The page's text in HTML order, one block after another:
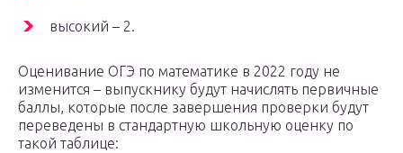
высокий – 2.
Оценивание ОГЭ по математике в 2022 году не
изменится – выпускнику будут начислять первичные
баллы, которые после завершения проверки будут
переведены в стандартную школьную оценку по
такой таблице: